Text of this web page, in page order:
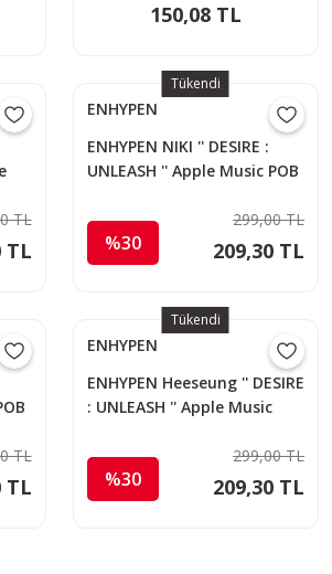
150,08 TL
TL
TL
Tükendi
ENHYPEN
ENHYPEN NIKI '' DESIRE :
UNLEASH '' Apple Music POB
%30
299,00 TL
209,30 TL
TL
TL
Tükendi
ENHYPEN
ENHYPEN Heeseung '' DESIRE
: UNLEASH '' Apple Music
%30
299,00 TL
209,30 TL